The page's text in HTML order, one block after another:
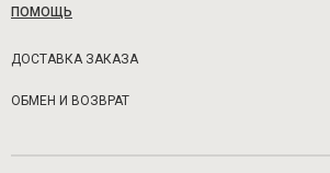
ПОМОЩЬ
ДОСТАВКА ЗАКАЗА
ОБМЕН И ВОЗВРАТ